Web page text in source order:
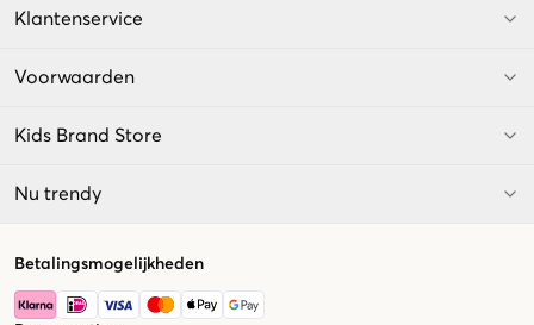
Klantenservice
Voorwaarden
Kids Brand Store
Nu trendy
Betalingsmogelijkheden